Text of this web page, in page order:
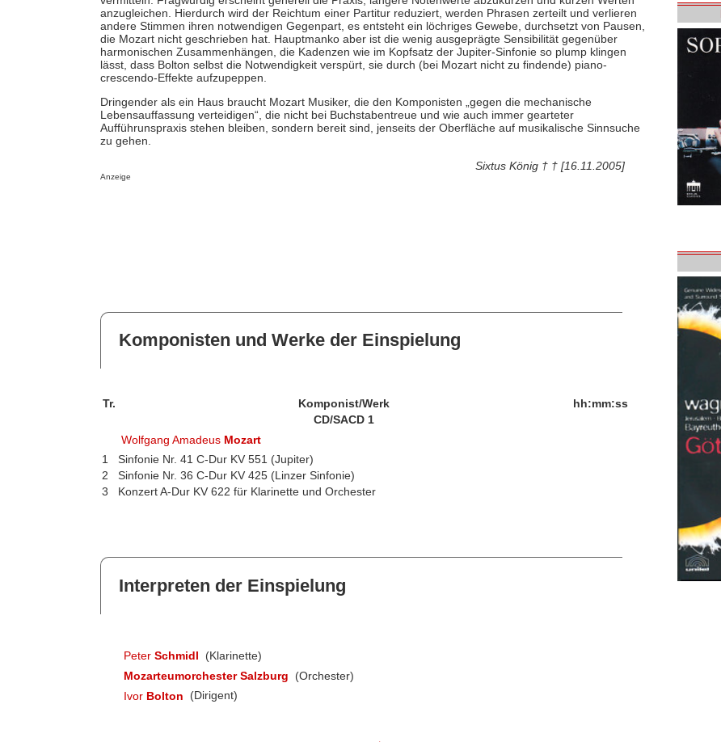
anzugleichen. Hierdurch wird der Reichtum einer Partitur reduziert, werden Phrasen zerteilt und verlieren
andere Stimmen ihren notwendigen Gegenpart, es entsteht ein löchriges Gewebe, durchsetzt von Pausen,
die Mozart nicht geschrieben hat. Hauptmanko aber ist die wenig ausgeprägte Sensibilität gegenüber
harmonischen Zusammenhängen, die Kadenzen wie im Kopfsatz der Jupiter-Sinfonie so plump klingen
lässt, dass Bolton selbst die Notwendigkeit verspürt, sie durch (bei Mozart nicht zu findende) piano-
crescendo-Effekte aufzupeppen.
Dringender als ein Haus braucht Mozart Musiker, die den Komponisten „gegen die mechanische
Lebensauffassung verteidigen“, die nicht bei Buchstabentreue und wie auch immer gearteter
Aufführunspraxis stehen bleiben, sondern bereit sind, jenseits der Oberfläche auf musikalische Sinnsuche
zu gehen.
Sixtus König † † [16.11.2005]
Anzeige
Komponisten und Werke der Einspielung
Tr. Komponist/Werk
hh:mm:ss
CD/SACD 1
Wolfgang Amadeus Mozart
1
Sinfonie Nr. 41 C-Dur KV 551 (Jupiter)
2
Sinfonie Nr. 36 C-Dur KV 425 (Linzer Sinfonie)
3
Konzert A-Dur KV 622 für Klarinette und Orchester
Interpreten der Einspielung
Peter Schmidl
(Klarinette)
Mozarteumorchester Salzburg
(Orchester)
Ivor Bolton (Dirigent)